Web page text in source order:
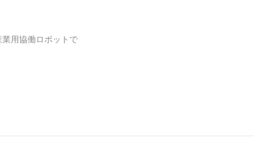
用協働ロボットで